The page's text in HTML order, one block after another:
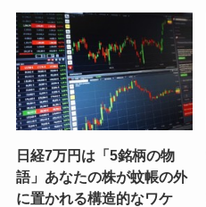
日経7万円は「5銘柄の物
語」あなたの株が蚊帳の外
に置かれる構造的なワケ